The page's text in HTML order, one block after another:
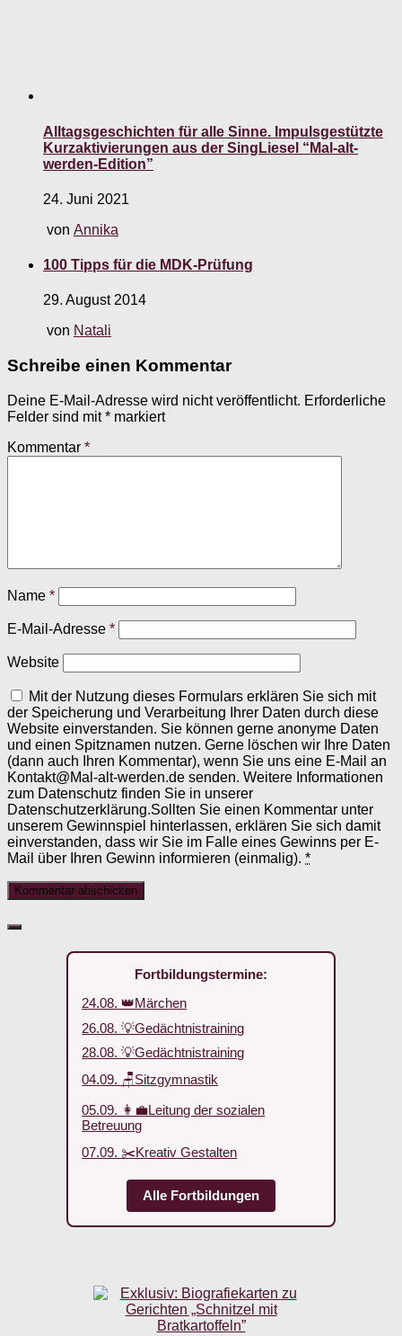
Alltagsgeschichten für alle Sinne. Impulsgestützte
Kurzaktivierungen aus der SingLiesel “Mal-alt-
werden-Edition”
24. Juni 2021
von Annika
100 Tipps für die MDK-Prüfung
29. August 2014
von Natali
Schreibe einen Kommentar
Deine E-Mail-Adresse wird nicht veröffentlicht. Erforderliche
Felder sind mit* markiert
Kommentar *
Name *
E-Mail-Adresse *
Website
Mit der Nutzung dieses Formulars erklären Sie sich mit
der Speicherung und Verarbeitung Ihrer Daten durch diese
Website einverstanden. Sie können gerne anonyme Daten
und einen Spitznamen nutzen. Gerne löschen wir Ihre Daten
(dann auch Ihren Kommentar), wenn Sie uns eine E-Mail an
Kontakt@Mal-alt-werden.de senden. Weitere Informationen
zum Datenschutz finden Sie in unserer
Datenschutzerklärung.Sollten Sie einen Kommentar unter
unserem Gewinnspiel hinterlassen, erklären Sie sich damit
einverstanden, dass wir Sie im Falle eines Gewinns per E-
Mail über Ihren Gewinn informieren (einmalig). *
Fortbildungstermine:
24.08. 👑Märchen
26.08. 💡Gedächtnistraining
28.08. 💡Gedächtnistraining
04.09. 🪑Sitzgymnastik
05.09. 👩‍💼Leitung der sozialen
Betreuung
07.09. ✂️Kreativ Gestalten
Alle Fortbildungen